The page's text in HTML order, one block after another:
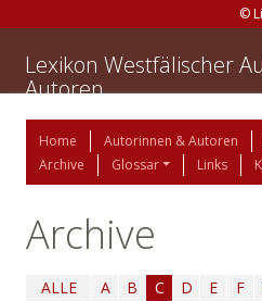
©
Lexikon Westfälischer
Autoren
Home Autorinnen & Autoren
Archive
Glossar Links
Archive
ALLE A B C D E F